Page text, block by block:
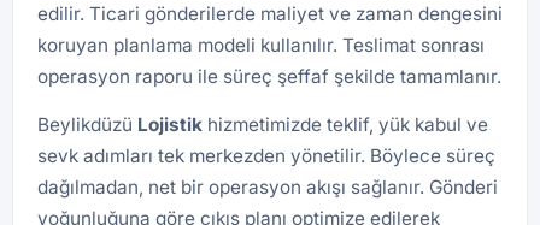
edilir. Ticari gönderilerde maliyet ve zaman dengesini
koruyan planlama modeli kullanılır. Teslimat sonrası
operasyon raporu ile süreç şeffaf şekilde tamamlanır.
Beylikdüzü Lojistik hizmetimizde teklif, yük kabul ve
sevk adımları tek merkezden yönetilir. Böylece süreç
dağılmadan, net bir operasyon akışı sağlanır. Gönderi
yoğunluğuna göre çıkış planı optimize edilerek